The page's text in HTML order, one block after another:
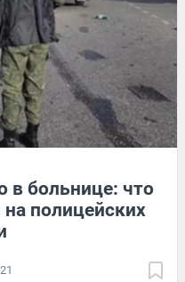
в больнице: что
на полицейских
21